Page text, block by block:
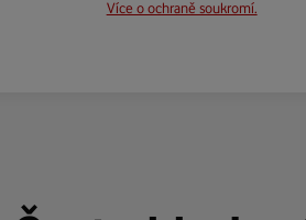
Více o ochraně soukromí.